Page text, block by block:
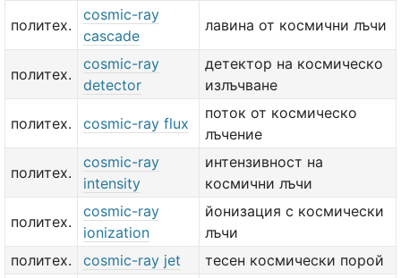
политех.
cosmic-ray
cascade
лавина от космични лъчи
политех.
cosmic-ray
detector
детектор на космическо
излъчване
политех. cosmic-ray flux
поток от космическо
лъчение
политех.
cosmic-ray
intensity
интензивност на
космични лъчи
политех.
cosmic-ray
ionization
йонизация с космически
лъчи
политех.
cosmic-ray jet тесен космически порой